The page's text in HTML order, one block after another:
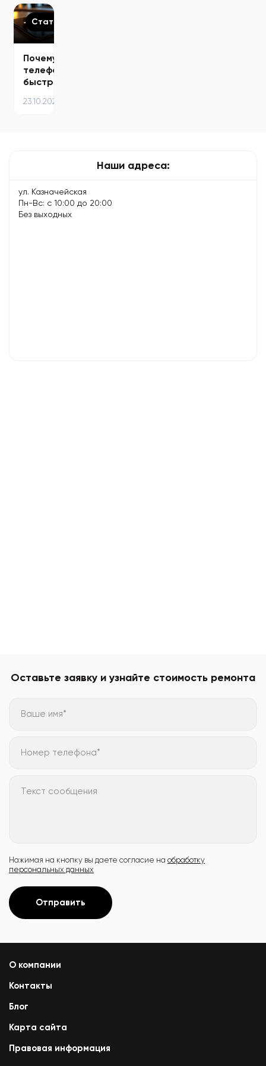
советы
экспертов
Статьи
Почему
телефон
быстро
и
23.10.2025
Наши адреса:
ул. Казначейская
Пн-Вс: с 10:00 до 20:00
Без выходных
Оставьте заявку и узнайте стоимость ремонта
Ваше имя*
Номер телефона*
Текст сообщения
Нажимая на кнопку вы даете согласие на обработку
персональных данных
Отправить
О компании
Контакты
Блог
Карта сайта
Правовая информация